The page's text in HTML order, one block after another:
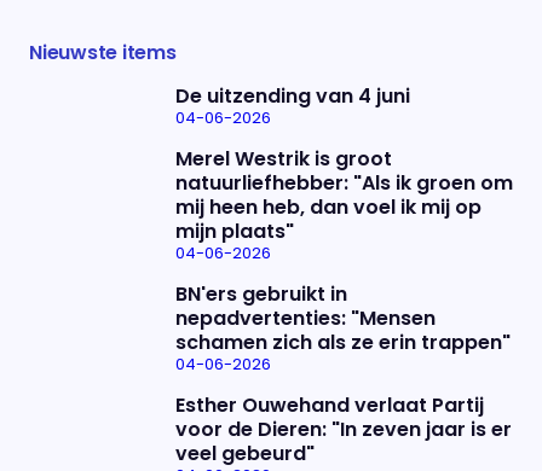
Nieuwste items
De uitzending van 4 juni
04-06-2026
Merel Westrik is groot
natuurliefhebber: "Als ik groen om
mij heen heb, dan voel ik mij op
mijn plaats"
04-06-2026
BN'ers gebruikt in
nepadvertenties: "Mensen
schamen zich als ze erin trappen"
04-06-2026
Esther Ouwehand verlaat Partij
voor de Dieren: "In zeven jaar is er
veel gebeurd"